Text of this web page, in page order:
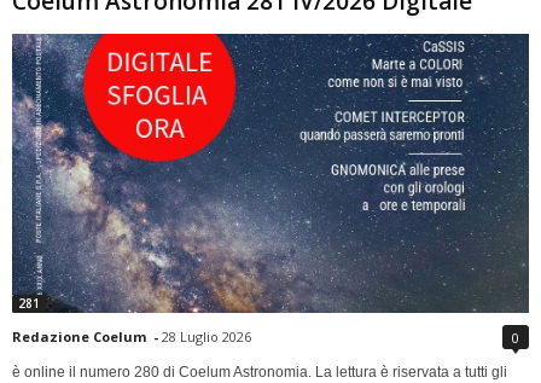
281
Redazione Coelum - 28 Luglio 2026 0
è online il numero 280 di Coelum Astronomia. La lettura è riservata a tutti gli